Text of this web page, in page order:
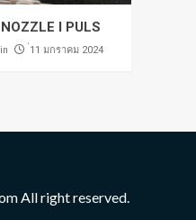
I PULS
่11 มกราคม 2024
All right reserved.